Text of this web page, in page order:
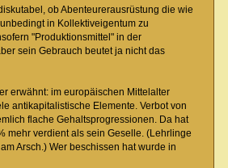
ob Abenteurerausrüstung die wie
in Kollektiveigentum zu
"Produktionsmittel" in der
sein Gebrauch beutet ja nicht das
erwähnt: im europäischen Mittelalter
antikapitalistische Elemente. Verbot von
flache Gehaltsprogressionen. Da hat
mehr verdient als sein Geselle. (Lehrlinge
Arsch.) Wer beschissen hat wurde in